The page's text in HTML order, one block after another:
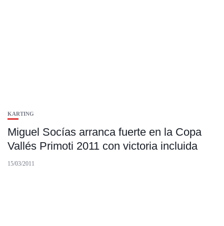
KARTING
Miguel Socías arranca fuerte en la Copa
Vallés Primoti 2011 con victoria incluida
15/03/2011